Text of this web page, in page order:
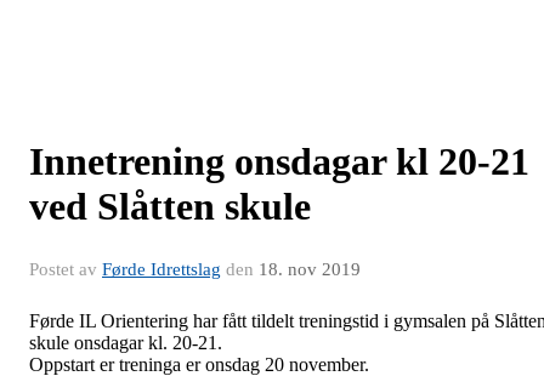
Innetrening onsdagar kl 20-21
ved Slåtten skule
Postet av Førde Idrettslag den 18. nov 2019
Førde IL Orientering har fått tildelt treningstid i gymsalen på
skule onsdagar kl. 20-21.
Oppstart er treninga er onsdag 20 november.